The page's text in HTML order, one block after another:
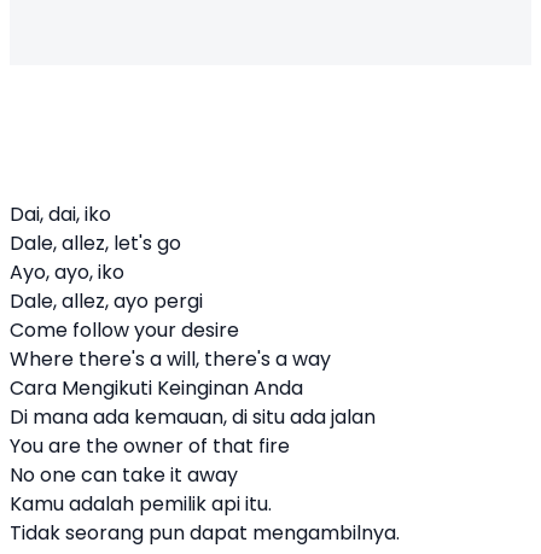
Dai, dai, iko
Dale, allez, let's go
Ayo, ayo, iko
Dale, allez, ayo pergi
Come follow your desire
Where there's a will, there's a way
Cara Mengikuti Keinginan Anda
Di mana ada kemauan, di situ ada jalan
You are the owner of that fire
No one can take it away
Kamu adalah pemilik api itu.
Tidak seorang pun dapat mengambilnya.